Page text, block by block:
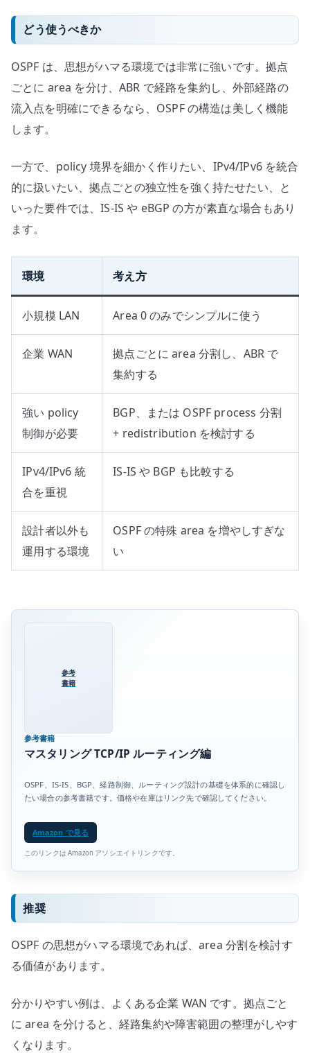
どう使うべきか
OSPF は、思想がハマる環境では非常に強いです。拠点
ごとに area を分け、ABR で経路を集約し、外部経路の
流入点を明確にできるなら、OSPF の構造は美しく機能
します。
一方で、policy 境界を細かく作りたい、IPv4/IPv6 を統合
的に扱いたい、拠点ごとの独立性を強く持たせたい、と
いった要件では、IS-IS や eBGP の方が素直な場合もあり
ます。
環境 考え方
小規模 LAN Area 0 のみでシンプルに使う
企業 WAN
拠点ごとに area 分割し、ABR で
集約する
強い policy
制御が必要
BGP、または OSPF process 分割
+ redistribution を検討する
IPv4/IPv6 統
合を重視
IS-IS や BGP も比較する
設計者以外も
運用する環境
OSPF の特殊 area を増やしすぎな
い
参考
書籍
参考書籍
マスタリング TCP/IP ルーティング編
OSPF、IS-IS、BGP、経路制御、ルーティング設計の基礎を体系的に確認し
たい場合の参考書籍です。価格や在庫はリンク先で確認してください。
Amazon で見る
このリンクは Amazon アソシエイトリンクです。
推奨
OSPF の思想がハマる環境であれば、area 分割を検討す
る価値があります。
分かりやすい例は、よくある企業 WAN です。拠点ごと
に area を分けると、経路集約や障害範囲の整理がしやす
くなります。